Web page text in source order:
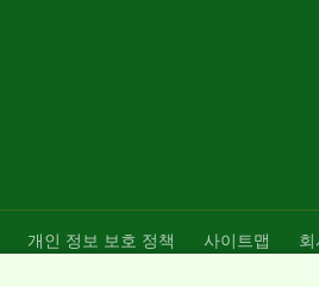
개인 정보 보호 정책 사이트맵